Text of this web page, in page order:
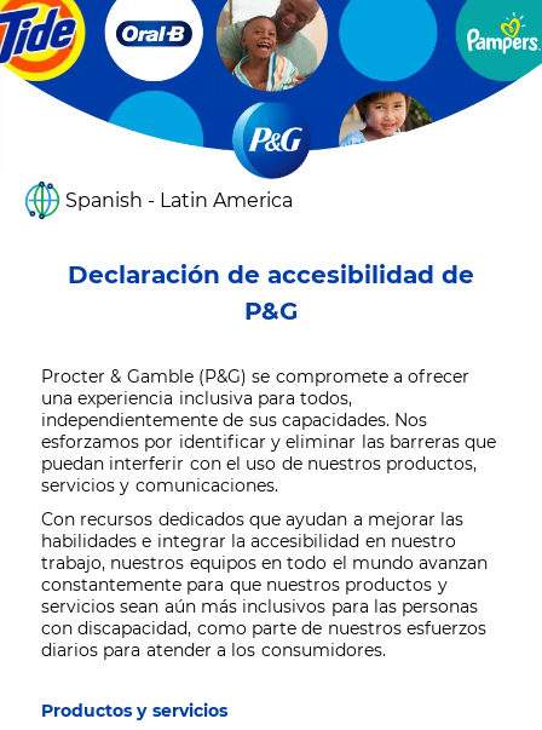
Spanish - Latin America
Declaración de accesibilidad de
P&G
Procter & Gamble (P&G) se compromete a ofrecer
una experiencia inclusiva para todos,
independientemente de sus capacidades. Nos
esforzamos por identificar y eliminar las barreras que
puedan interferir con el uso de nuestros productos,
servicios y comunicaciones.
Con recursos dedicados que ayudan a mejorar las
habilidades e integrar la accesibilidad en nuestro
trabajo, nuestros equipos en todo el mundo avanzan
constantemente para que nuestros productos y
servicios sean aún más inclusivos para las personas
con discapacidad, como parte de nuestros esfuerzos
diarios para atender a los consumidores.
Productos y servicios